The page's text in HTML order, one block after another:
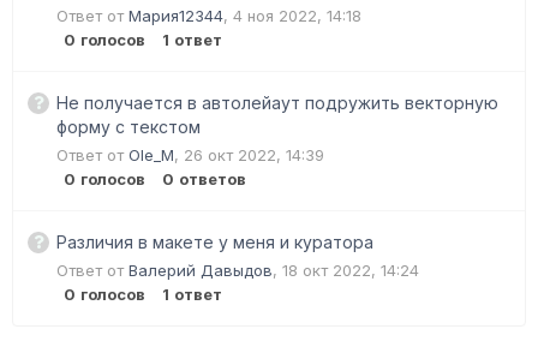
Ответ отМария12344, 4 ноя 2022, 14:18
0 голосов 1 ответ
Не получается в автолейаут подружить векторную
форму с текстом
Ответ отOle_M, 26 окт 2022, 14:39
0 голосов 0 ответов
Различия в макете у меня и куратора
Ответ отВалерий Давыдов, 18 окт 2022, 14:24
0 голосов 1 ответ